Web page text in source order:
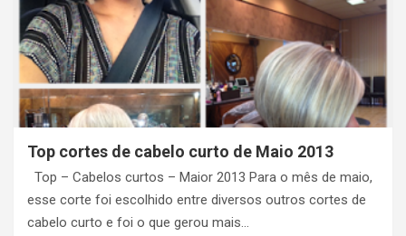
Top cortes de cabelo curto de Maio 2013
Top – Cabelos curtos – Maior 2013 Para o mês de maio,
esse corte foi escolhido entre diversos outros cortes de
cabelo curto e foi o que gerou mais…